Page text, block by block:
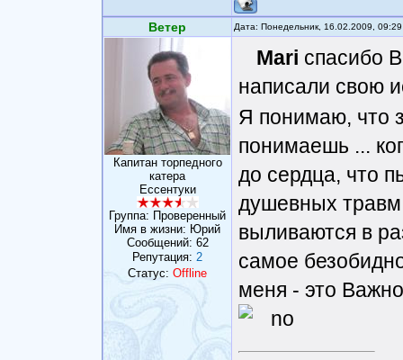
Ветер Дата: Понедельник, 16.02.2009,
Капитан торпедного
катера
Ессентуки
Группа: Проверенный
Имя в жизни: Юрий
Сообщений: 62
Репутация: 2
Статус: Offline
Mari спасибо
написали свою
Я понимаю, что
понимаешь ...
до сердца, что
душевных
выливаются в
самое
меня - это